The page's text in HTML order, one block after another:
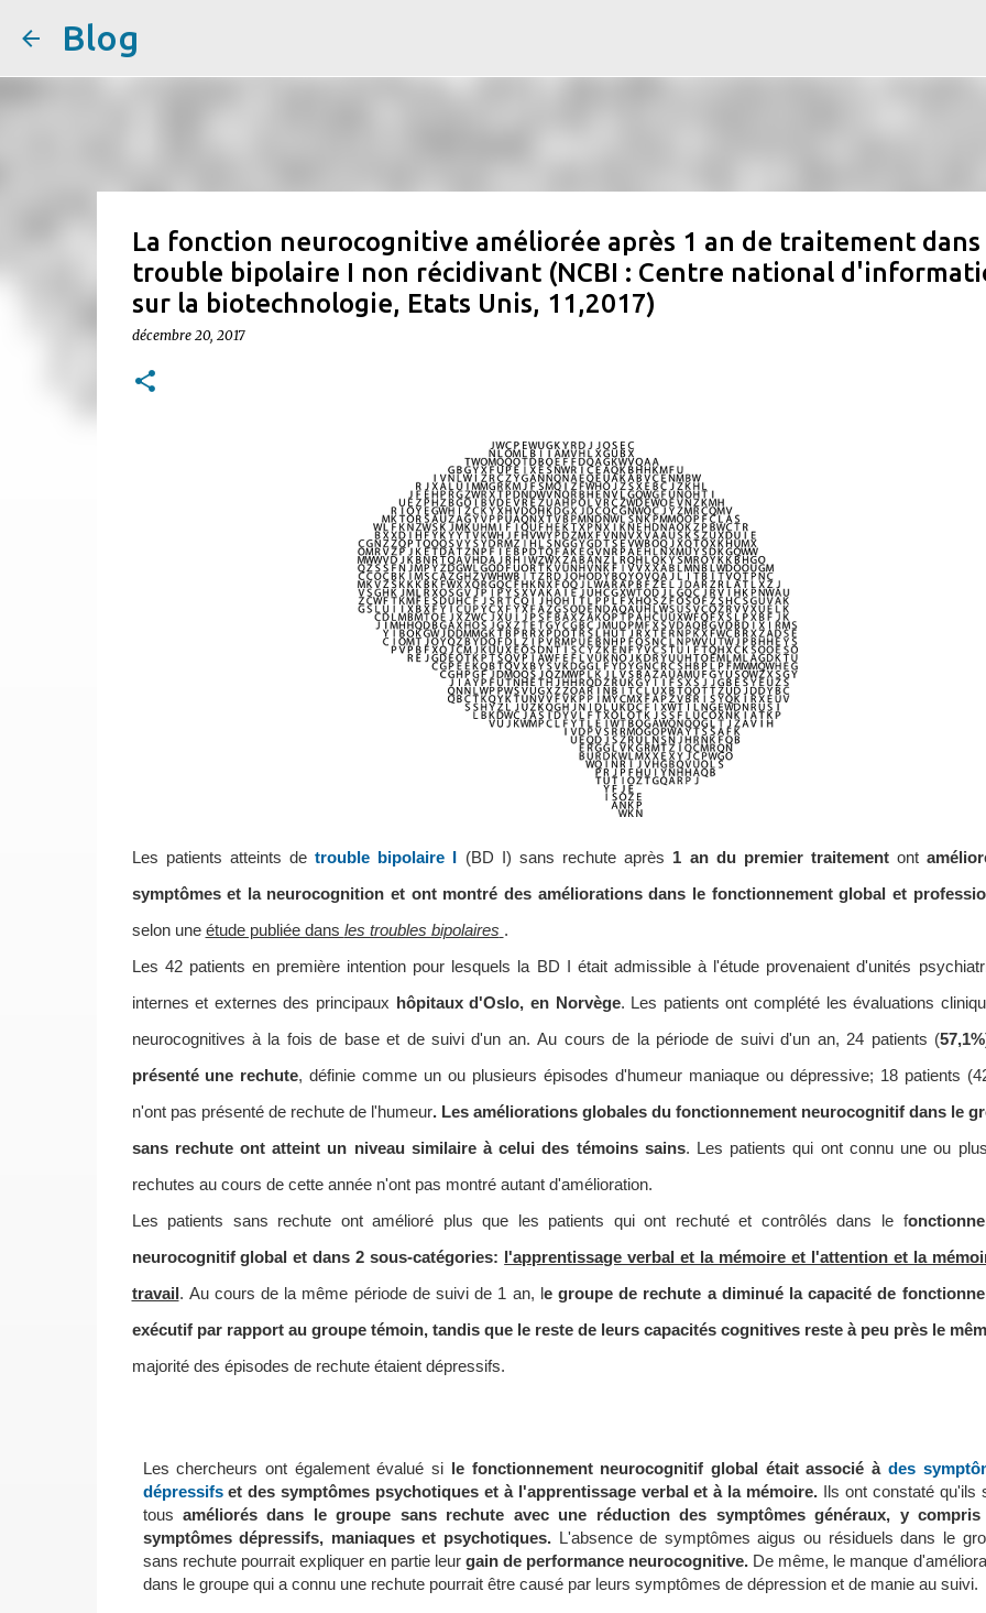
Blog
La fonction neurocognitive améliorée après 1 an de traitement dans
trouble bipolaire I non récidivant (NCBI : Centre national
sur la biotechnologie, Etats Unis, 11,2017)
décembre 20, 2017
Les patients atteints detrouble bipolaire I (BD I) sans rechute après 1 an du premier traitement ont
symptômes et la neurocognition et ont montré des améliorations dans le fonctionnement global et
selon une étude publiée dans les troubles bipolaires .
Les 42 patients en première intention pour lesquels la BD I était admissible à l'étude provenaient d'unités
internes et externes des principaux hôpitaux d'Oslo, en Norvège. Les patients ont complété les évaluations
neurocognitives à la fois de base et de suivi d'un an.Au cours de la période de suivi d'un an, 24 patients (
présenté une rechute, définie comme un ou plusieurs épisodes d'humeur maniaque ou dépressive; 18 patients
n'ont pas présenté de rechute de l'humeur. Les améliorations globales du fonctionnement neurocognitif dans le
sans rechute ont atteint un niveau similaire à celui des témoins sains. Les patients qui ont connu une ou
rechutes au cours de cette année n'ont pas montré autant d'amélioration.
Les patients sans rechute ont amélioré plus que les patients qui ont rechuté et contrôlés dans le f
neurocognitif global et dans 2 sous-catégories: l'apprentissage verbal et la mémoire et l'attention et la
travail. Au cours de la même période de suivi de 1 an, le groupe de rechute a diminué la capacité de
exécutif par rapport au groupe témoin, tandis que le reste de leurs capacités cognitives reste à peu près le
majorité des épisodes de rechute étaient dépressifs.
Les chercheurs ont également évalué si le fonctionnement neurocognitif global était associé à des
dépressifset des symptômes psychotiques et à l'apprentissage verbal et à la mémoire. Ils ont constaté qu'ils
tous améliorés dans le groupe sans rechute avec une réduction des symptômes généraux, y compris
symptômes dépressifs, maniaques et psychotiques. L'absence de symptômes aigus ou résiduels dans le
sans rechute pourrait expliquer en partie leur gain de performance neurocognitive. De même, le manque
dans le groupe qui a connu une rechute pourrait être causé par leurs symptômes de dépression et de manie au suivi.